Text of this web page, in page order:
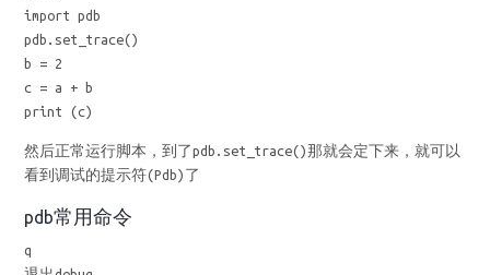
import pdb
pdb.set_trace()
b = 2
c = a + b
print (c)
然后正常运行脚本，到了pdb.set_trace()那就会定下来，就可以
看到调试的提示符(Pdb)了
pdb常用命令
q